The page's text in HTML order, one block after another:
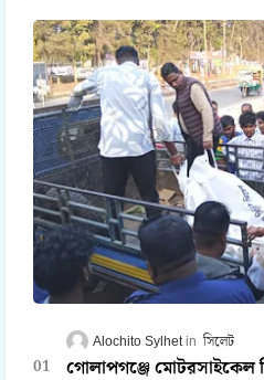
Alochito Sylhet সিলেট
গোলাপগঞ্জে মোটরসাইকেল